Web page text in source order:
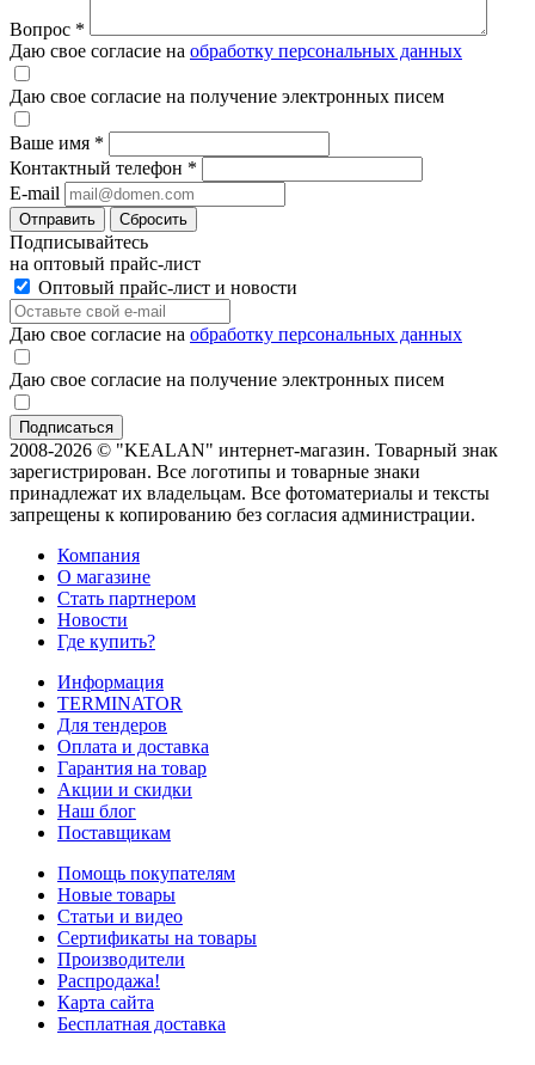
Вопрос *
Даю свое согласие на обработку персональных данных
Даю свое согласие на получение электронных писем
Ваше имя *
Контактный телефон *
E-mail
Отправить Сбросить
Подписывайтесь
на оптовый прайс-лист
Оптовый прайс-лист и новости
Даю свое согласие на обработку персональных данных
Даю свое согласие на получение электронных писем
2008-2026 © "KEALAN" интернет-магазин. Товарный знак
зарегистрирован. Все логотипы и товарные знаки
принадлежат их владельцам. Все фотоматериалы и тексты
запрещены к копированию без согласия администрации.
Компания
О магазине
Стать партнером
Новости
Где купить?
Информация
TERMINATOR
Для тендеров
Оплата и доставка
Гарантия на товар
Акции и скидки
Наш блог
Поставщикам
Помощь покупателям
Новые товары
Статьи и видео
Сертификаты на товары
Производители
Распродажа!
Карта сайта
Бесплатная доставка